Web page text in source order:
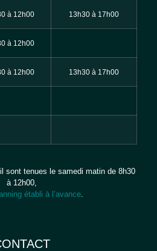
à 12h00 13h30 à 17h00
à 12h00
à 12h00 13h30 à 17h00
sont tenues le samedi matin de 8h30
à 12h00,
établi à l’avance.